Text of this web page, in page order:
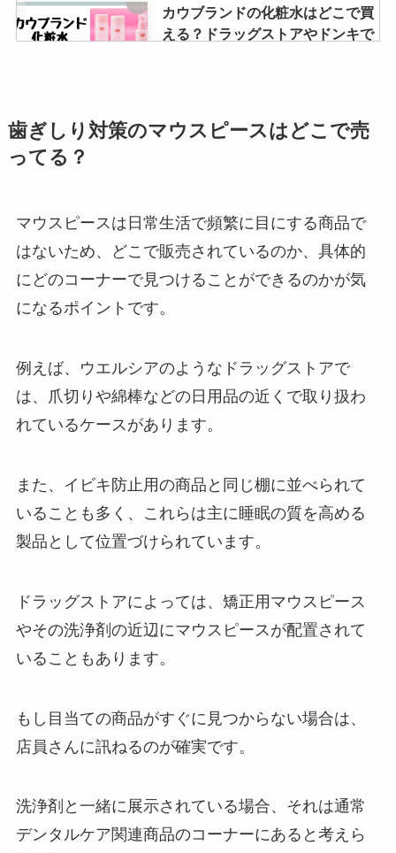
カウブランドの化粧水はどこで買
える？ドラッグストアやドンキで
スマホ用望遠レンズはどこに売っ
の販売情報！どこで購入できる？
どこで売ってる？効果はあるの？
口コミは？
均で売ってる？カインズや楽天で
は？販売禁止なの？
ファミマやセブンイレブンで取り
いて
東から関西まで、店舗とネットで
の購入方法
電気温水器は生産終了？壊れたら
どうしたらいい？もう買えない
歯ぎしり対策のマウスピースはどこで売
ってる？
マウスピースは日常生活で頻繁に目にする商品で
はないため、どこで販売されているのか、具体的
にどのコーナーで見つけることができるのかが気
になるポイントです。
例えば、ウエルシアのようなドラッグストアで
は、爪切りや綿棒などの日用品の近くで取り扱わ
れているケースがあります。
また、イビキ防止用の商品と同じ棚に並べられて
いることも多く、これらは主に睡眠の質を高める
製品として位置づけられています。
ドラッグストアによっては、矯正用マウスピース
やその洗浄剤の近辺にマウスピースが配置されて
いることもあります。
もし目当ての商品がすぐに見つからない場合は、
店員さんに訊ねるのが確実です。
洗浄剤と一緒に展示されている場合、それは通常
デンタルケア関連商品のコーナーにあると考えら